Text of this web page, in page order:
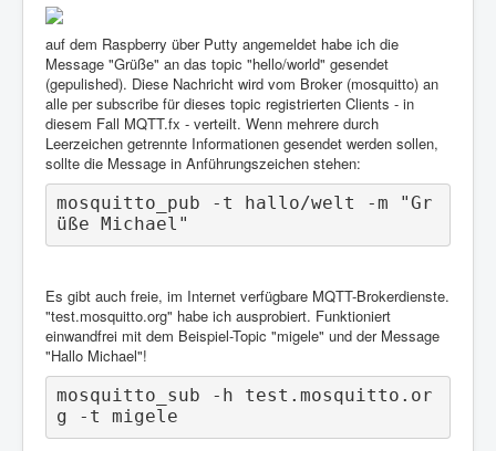
auf dem Raspberry über Putty angemeldet habe ich die
Message "Grüße" an das topic "hello/world" gesendet
(gepulished). Diese Nachricht wird vom Broker (mosquitto) an
alle per subscribe für dieses topic registrierten Clients - in
diesem Fall MQTT.fx - verteilt. Wenn mehrere durch
Leerzeichen getrennte Informationen gesendet werden sollen,
sollte die Message in Anführungszeichen stehen:
mosquitto_pub -t hallo/welt -m "Gr
üße Michael"
Es gibt auch freie, im Internet verfügbare MQTT-Brokerdienste.
"test.mosquitto.org" habe ich ausprobiert. Funktioniert
einwandfrei mit dem Beispiel-Topic "migele" und der Message
"Hallo Michael"!
mosquitto_sub -h test.mosquitto.or
g -t migele